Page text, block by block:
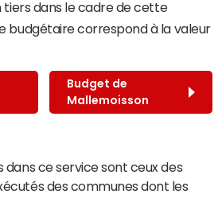
tiers dans le cadre de cette
budgétaire correspond à la valeur
Budget de
Mallemoisson
dans ce service sont ceux des
des communes dont les